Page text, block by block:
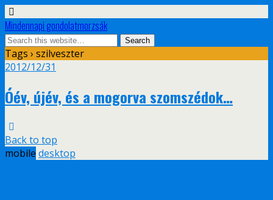
Mindennapi gondolatmorzsák
Tags › szilveszter
2012/12/31
Óév, újév, és a mogorva szomszédok…
Back to top
mobile desktop